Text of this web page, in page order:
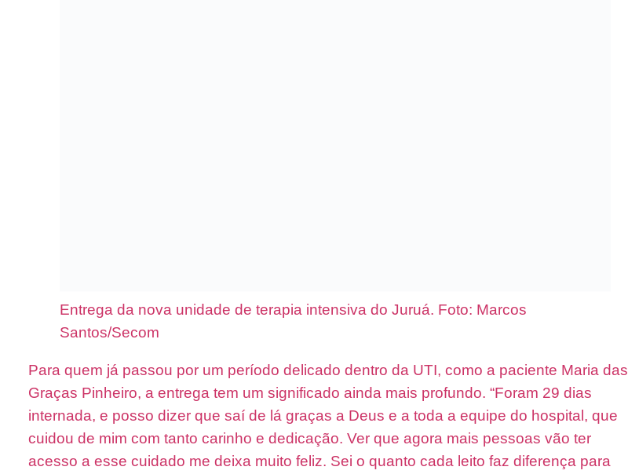
Entrega da nova unidade de terapia intensiva do Juruá. Foto: Marcos
Santos/Secom
Para quem já passou por um período delicado dentro da UTI, como a paciente Maria das
Graças Pinheiro, a entrega tem um significado ainda mais profundo. “Foram 29 dias
internada, e posso dizer que saí de lá graças a Deus e a toda a equipe do hospital, que
cuidou de mim com tanto carinho e dedicação. Ver que agora mais pessoas vão ter
acesso a esse cuidado me deixa muito feliz. Sei o quanto cada leito faz diferença para